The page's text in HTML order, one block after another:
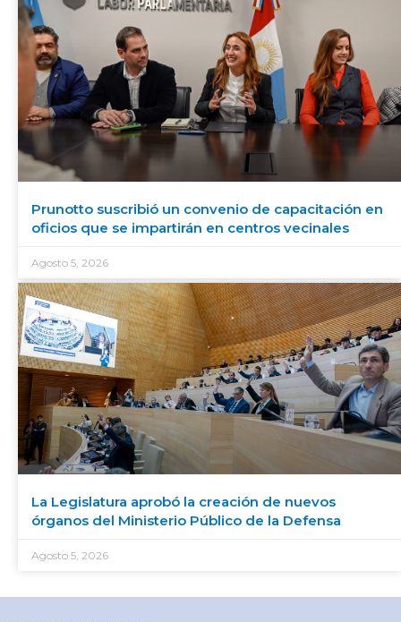
Prunotto suscribió un convenio de capacitación en
oficios que se impartirán en centros vecinales
Agosto 5, 2026
La Legislatura aprobó la creación de nuevos
órganos del Ministerio Público de la Defensa
Agosto 5, 2026